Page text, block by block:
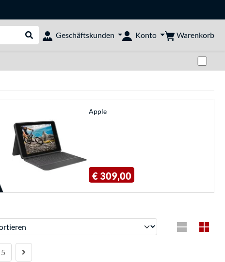
Suche durchführen
Geschäftskunden Konto Warenkorb
Apple
€ 309,00
5